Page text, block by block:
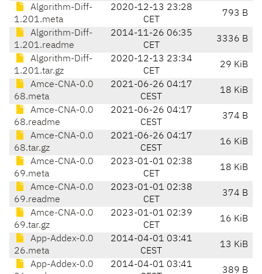
Algorithm-Diff-
1.201.meta
2020-12-13 23:28
CET
793 B
Algorithm-Diff-
1.201.readme
2014-11-26 06:35
CET
3336 B
Algorithm-Diff-
1.201.tar.gz
2020-12-13 23:34
CET
29 KiB
Amce-CNA-0.0
68.meta
2021-06-26 04:17
CEST
18 KiB
Amce-CNA-0.0
68.readme
2021-06-26 04:17
CEST
374 B
Amce-CNA-0.0
68.tar.gz
2021-06-26 04:17
CEST
16 KiB
Amce-CNA-0.0
69.meta
2023-01-01 02:38
CET
18 KiB
Amce-CNA-0.0
69.readme
2023-01-01 02:38
CET
374 B
Amce-CNA-0.0
69.tar.gz
2023-01-01 02:39
CET
16 KiB
App-Addex-0.0
26.meta
2014-04-01 03:41
CEST
13 KiB
App-Addex-0.0
2014-04-01 03:41
389 B